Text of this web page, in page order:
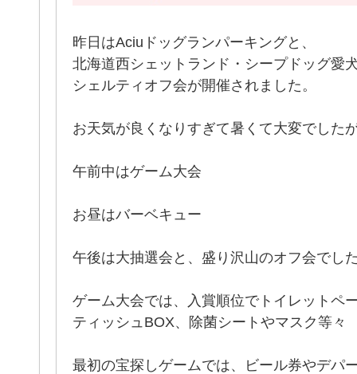
昨日はAciuドッグランパーキングと、
北海道西シェットランド・シープドッグ愛
シェルティオフ会が開催されました。
お天気が良くなりすぎて暑くて大変でした
午前中はゲーム大会
お昼はバーベキュー
午後は大抽選会と、盛り沢山のオフ会でし
ゲーム大会では、入賞順位でトイレットペ
ティッシュBOX、除菌シートやマスク等々
最初の宝探しゲームでは、ビール券やデパ